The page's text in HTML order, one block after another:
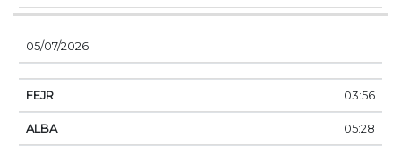
05/07/2026
03:56
05:28